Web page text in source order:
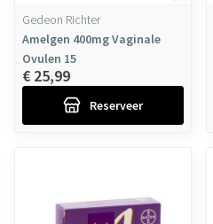
Gedeon Richter
Amelgen 400mg Vaginale
Ovulen 15
€ 25,99
Reserveer